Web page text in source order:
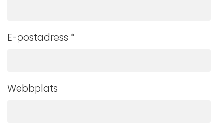
E-postadress *
Webbplats